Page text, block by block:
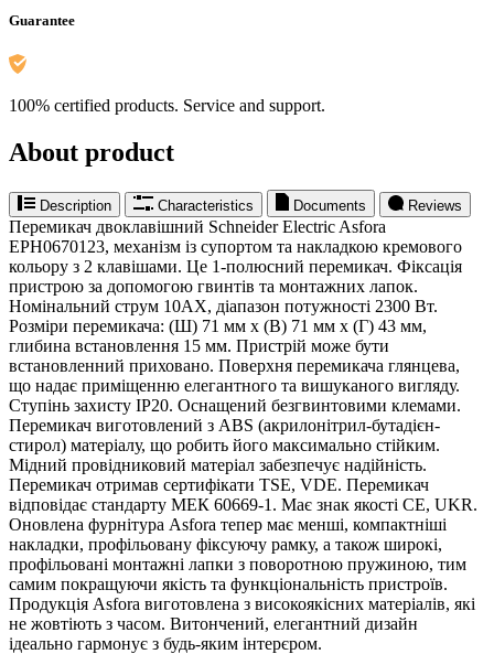
Guarantee
100% certified products. Service and support.
About product
Description Characteristics Documents Reviews
Перемикач двоклавішний Schneider Electric Asfora
EPH0670123, механізм із супортом та накладкою кремового
кольору з 2 клавішами. Це 1-полюсний перемикач. Фіксація
пристрою за допомогою гвинтів та монтажних лапок.
Номінальний струм 10AX, діапазон потужності 2300 Вт.
Розміри перемикача: (Ш) 71 мм x (В) 71 мм x (Г) 43 мм,
глибина встановлення 15 мм. Пристрій може бути
встановленний приховано. Поверхня перемикача глянцева,
що надає приміщенню елегантного та вишуканого вигляду.
Ступінь захисту IP20. Оснащений безгвинтовими клемами.
Перемикач виготовлений з ABS (акрилонітрил-бутадієн-
стирол) матеріалу, що робить його максимально стійким.
Мідний провідниковий матеріал забезпечує надійність.
Перемикач отримав сертифікати TSE, VDE. Перемикач
відповідає стандарту МЕК 60669-1. Має знак якості CE, UKR.
Оновлена фурнітура Asfora тепер має менші, компактніші
накладки, профільовану фіксуючу рамку, а також широкі,
профільовані монтажні лапки з поворотною пружиною, тим
самим покращуючи якість та функціональність пристроїв.
Продукція Asfora виготовлена з високоякісних матеріалів, які
не жовтіють з часом. Витончений, елегантний дизайн
ідеально гармонує з будь-яким інтерєром.